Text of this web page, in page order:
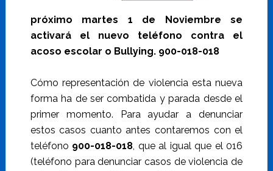
próximo martes 1 de Noviembre se
activará el nuevo teléfono contra el
acoso escolar o Bullying. 900-018-018
Cómo representación de violencia esta nueva
forma ha de ser combatida y parada desde el
primer momento. Para ayudar a denunciar
estos casos cuanto antes contaremos con el
teléfono 900-018-018, que al igual que el 016
(teléfono para denunciar casos de violencia de